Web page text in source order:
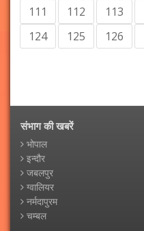
111
112 113
124
125 126
संभाग की खबरें
भोपाल
इन्दौर
जबलपुर
ग्वालियर
नर्मदापुरम
चम्बल